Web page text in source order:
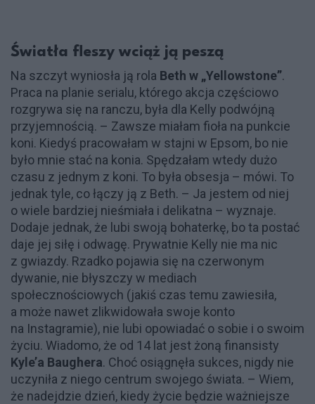
Światła fleszy wciąż ją peszą
Na szczyt wyniosła ją rola Beth w „Yellowstone”.
Praca na planie serialu, którego akcja częściowo
rozgrywa się na ranczu, była dla Kelly podwójną
przyjemnością. – Zawsze miałam fioła na punkcie
koni. Kiedyś pracowałam w stajni w Epsom, bo nie
było mnie stać na konia. Spędzałam wtedy dużo
czasu z jednym z koni. To była obsesja – mówi. To
jednak tyle, co łączy ją z Beth. – Ja jestem od niej
o wiele bardziej nieśmiała i delikatna – wyznaje.
Dodaje jednak, że lubi swoją bohaterkę, bo ta postać
daje jej siłę i odwagę. Prywatnie Kelly nie ma nic
z gwiazdy. Rzadko pojawia się na czerwonym
dywanie, nie błyszczy w mediach
społecznościowych (jakiś czas temu zawiesiła,
a może nawet zlikwidowała swoje konto
na Instagramie), nie lubi opowiadać o sobie i o swoim
życiu. Wiadomo, że od 14 lat jest żoną finansisty
Kyle’a Baughera. Choć osiągnęła sukces, nigdy nie
uczyniła z niego centrum swojego świata. – Wiem,
że nadejdzie dzień, kiedy życie będzie ważniejsze